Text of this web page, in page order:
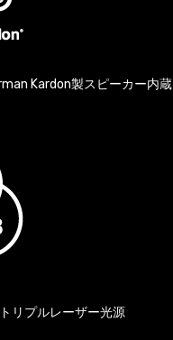
Kardon製スピーカー内蔵
トリプルレーザー光源